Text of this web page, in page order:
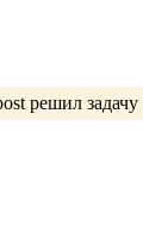
решил задачу